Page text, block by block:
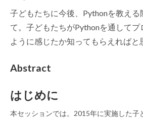
子どもたちに今後、Pythonを教える
て。子どもたちがPythonを通して
ように感じたか知ってもらえればと
Abstract
はじめに
本セッションでは。2015年に実施した子